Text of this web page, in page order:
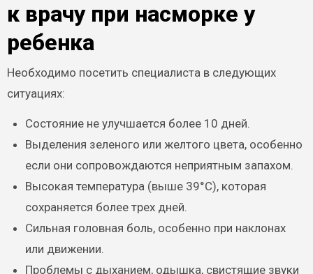
к врачу при насморке у
ребенка
Необходимо посетить специалиста в следующих
ситуациях:
Состояние не улучшается более 10 дней.
Выделения зеленого или желтого цвета, особенно
если они сопровождаются неприятным запахом.
Высокая температура (выше 39°C), которая
сохраняется более трех дней.
Сильная головная боль, особенно при наклонах
или движении.
Проблемы с дыханием, одышка, свистящие звуки